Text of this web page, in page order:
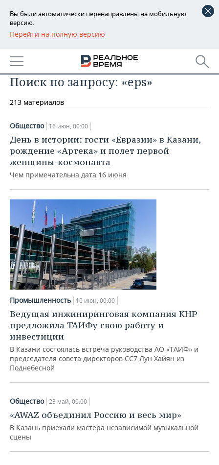
Вы были автоматически перенаправлены на мобильную
версию.
Перейти на полную версию
РЕГИОНЫ
БАШКОРТОСТАН
ТАТАРСТАН
УДМУРТИЯ
НОВОСТИ
АНАЛИТИКА
НОВОСТИ АНАЛИТИКИ
ДЕКЛАРАЦИИ О ДОХОДАХ
КОРОЛИ ГОСЗАКАЗА ПФО
ВУЗЫ ТАТАРСТАНА
КОМУ ПРИНАДЛЕЖАТ
ТОРГОВЫЕ ЦЕНТРЫ
ТАТАРСТАНА
ЭКОНОМИКА
НОВОСТИ ЭКОНОМИКИ
ФИНАНСЫ
БАНКИ
БЮДЖЕТ
ИНВЕСТИЦИИ
ПРОМЫШЛЕННОСТЬ
НОВОСТИ
ПРОМЫШЛЕННОСТИ
АГРОПРОМ
МАШИНОСТРОЕНИЕ
НЕФТЕХИМИЯ
НЕФТЬ
ОПК
ЭНЕРГЕТИКА
НЕДВИЖИМОСТЬ
НОВОСТИ НЕДВИЖИМОСТИ
АВТО
НОВОСТИ АВТО
НОВОСТИ БИЗНЕСА
РОЗНИЧНАЯ ТОРГОВЛЯ
ТРАНСПОРТ
УСЛУГИ
ТЕХНОЛОГИИ
НОВОСТИ ТЕХНОЛОГИЙ
IT
МЕДИА
ТЕЛЕКОММУНИКАЦИИ
МЕРОПРИЯТИЯ
НОВОСТИ МЕРОПРИЯТИЙ
ВЫЕЗДНАЯ РЕДАКЦИЯ
БИЗНЕС-БРАНЧИ
ONLINE-КОНФЕРЕНЦИИ
ОТКРЫТАЯ ЛЕКЦИЯ
СПОРТ
НОВОСТИ СПОРТА
ФУТБОЛ
ХОККЕЙ
БАСКЕТБОЛ
ВОЛЕЙБОЛ
КИБЕРСПОРТ
ФИГУРНОЕ КАТАНИЕ
ВОДНЫЕ ВИДЫ СПОРТА
ОБЩЕСТВО
НОВОСТИ ОБЩЕСТВА
ВЛАСТЬ
ИНФРАСТРУКТУРА
ИСТОРИЯ
КУЛЬТУРА
МЕДИЦИНА
ОБРАЗОВАНИЕ
ФОТОГАЛЕРЕЯ
СЮЖЕТЫ
СПРАВОЧНИК
СПИСОК ПЕРСОН
СПИСОК КОМПАНИЙ
ПОЛНАЯ ВЕРСИЯ
Поиск по запросу: «eps»
213 материалов
Общество 16 июн, 00:00
День в истории: гости «Евразии» в Казани,
рождение «Артека» и полет первой
женщины-космонавта
Чем примечательна дата 16 июня
Промышленность 10 июн, 00:00
Ведущая инжиниринговая компания КНР
предложила ТАИФу свою работу и
инвестиции
В Казани состоялась встреча руководства АО «ТАИФ» и
председателя совета директоров СС7 Лун Хайян из
Поднебесной
Общество 23 май, 00:00
«AWAZ объединил Россию и весь мир»
В Казань приехали мастера независимой музыкальной
сцены